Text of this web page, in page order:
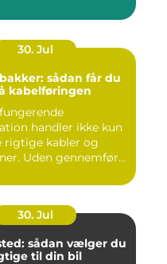
30. Jul
sådan får du
kabelføringen
handler ikke kun
rigtige kabler og
Uden gennemført
30. Jul
sådan vælger du
til din bil